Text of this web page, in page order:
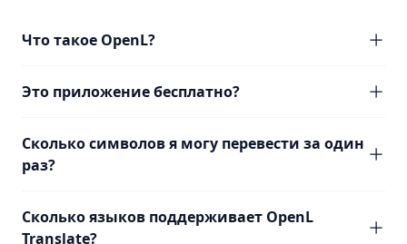
Что такое OpenL?
Это приложение бесплатно?
Сколько символов я могу перевести за один
раз?
Сколько языков поддерживает OpenL
Translate?